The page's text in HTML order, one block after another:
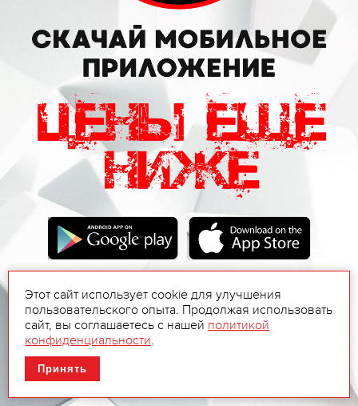
Этот сайт использует cookie для улучшения
пользовательского опыта. Продолжая использовать
сайт, вы соглашаетесь с нашей политикой
конфиденциальности.
Принять